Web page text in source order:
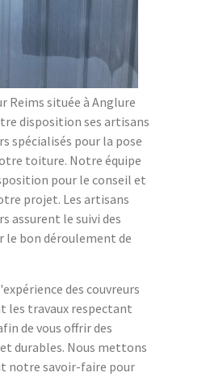
Reims située à Anglure
disposition ses artisans
spécialisés pour la pose
toiture. Notre équipe
pour le conseil et
projet. Les artisans
assurent le suivi des
bon déroulement de
des couvreurs
les travaux respectant
de vous offrir des
durables. Nous mettons
notre savoir-faire pour